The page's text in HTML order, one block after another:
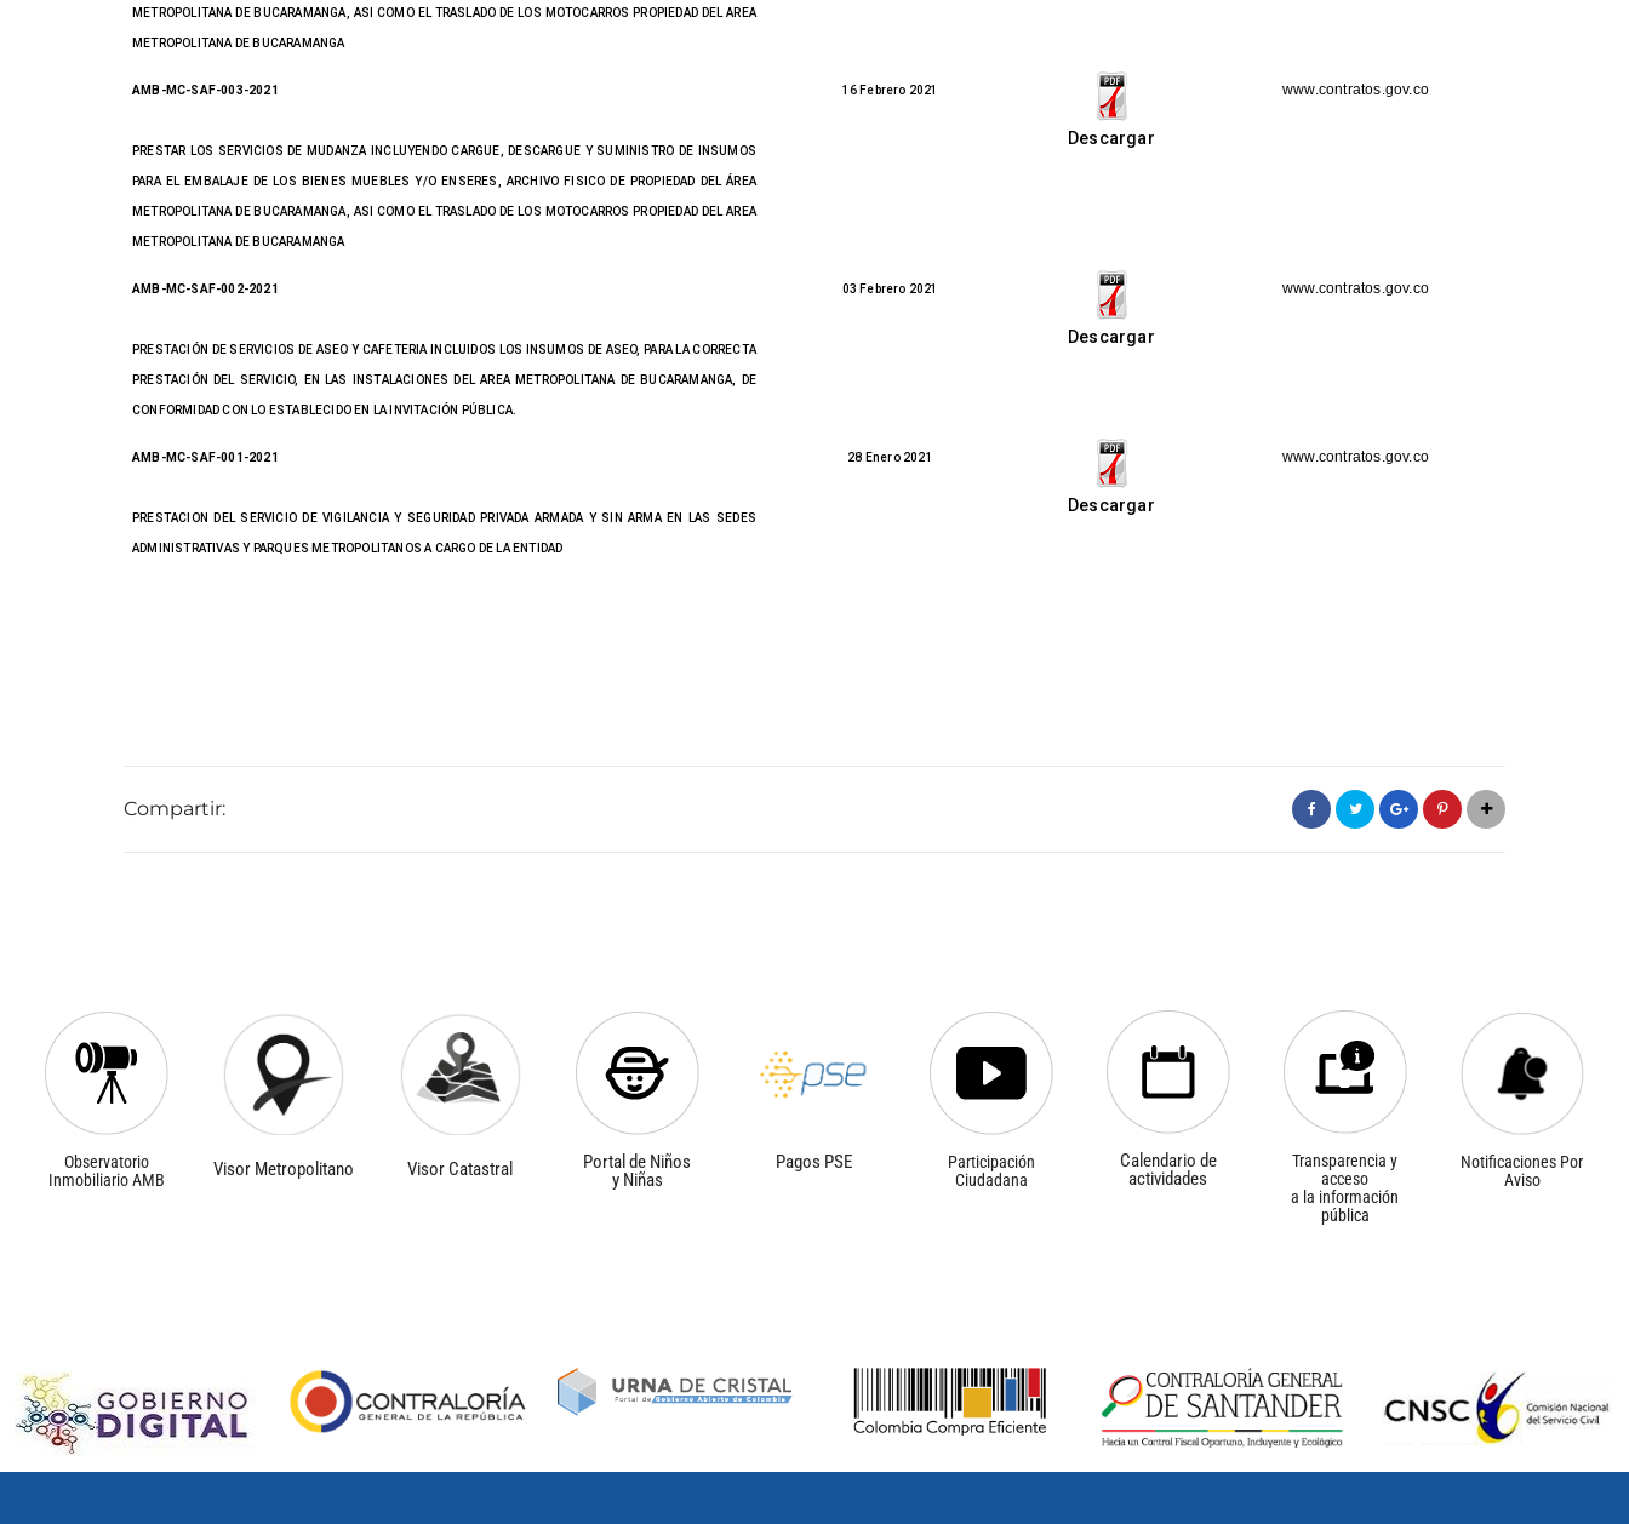
METROPOLITANA DE BUCARAMANGA, ASI COMO EL TRASLADO DE LOS MOTOCARROS PROPIEDAD DEL AREA
METROPOLITANA DE BUCARAMANGA
AMB-MC-SAF-003-2021
PRESTAR LOS SERVICIOS DE MUDANZA INCLUYENDO CARGUE, DESCARGUE Y SUMINISTRO DE INSUMOS
PARA EL EMBALAJE DE LOS BIENES MUEBLES Y/O ENSERES, ARCHIVO FISICO DE PROPIEDAD DEL ÁREA
METROPOLITANA DE BUCARAMANGA, ASI COMO EL TRASLADO DE LOS MOTOCARROS PROPIEDAD DEL AREA
METROPOLITANA DE BUCARAMANGA
16 Febrero 2021
Descargar
www.contratos.gov.co
AMB-MC-SAF-002-2021
PRESTACIÓN DE SERVICIOS DE ASEO Y CAFETERIA INCLUIDOS LOS INSUMOS DE ASEO, PARA LA CORRECTA
PRESTACIÓN DEL SERVICIO, EN LAS INSTALACIONES DEL AREA METROPOLITANA DE BUCARAMANGA, DE
CONFORMIDAD CON LO ESTABLECIDO EN LA INVITACIÓN PÚBLICA.
03 Febrero 2021
Descargar
www.contratos.gov.co
AMB-MC-SAF-001-2021
PRESTACION DEL SERVICIO DE VIGILANCIA Y SEGURIDAD PRIVADA ARMADA Y SIN ARMA EN LAS SEDES
ADMINISTRATIVAS Y PARQUES METROPOLITANOS A CARGO DE LA ENTIDAD
28 Enero 2021
Descargar
www.contratos.gov.co
Compartir:
Observatorio
Inmobiliario AMB
Visor Metropolitano Visor Catastral
Portal de Niños
y Niñas
Pagos PSE
Participación
Ciudadana
Calendario de
actividades
Transparencia y
acceso
a la información
pública
Notificaciones Por
Aviso